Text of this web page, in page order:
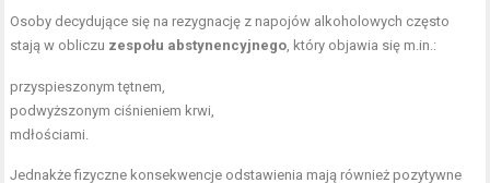
Osoby decydujące się na rezygnację z napojów alkoholowych często
stają w obliczu zespołu abstynencyjnego , który objawia się m.in.:
przyspieszonym tętnem,
podwyższonym ciśnieniem krwi,
mdłościami.
Jednakże fizyczne konsekwencje odstawienia mają również pozytywne